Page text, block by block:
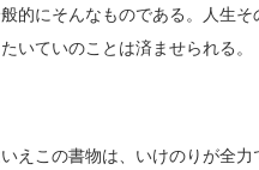
的にそんなものである。人生
いていのことは済ませられる。
えこの書物は、いけのりが全